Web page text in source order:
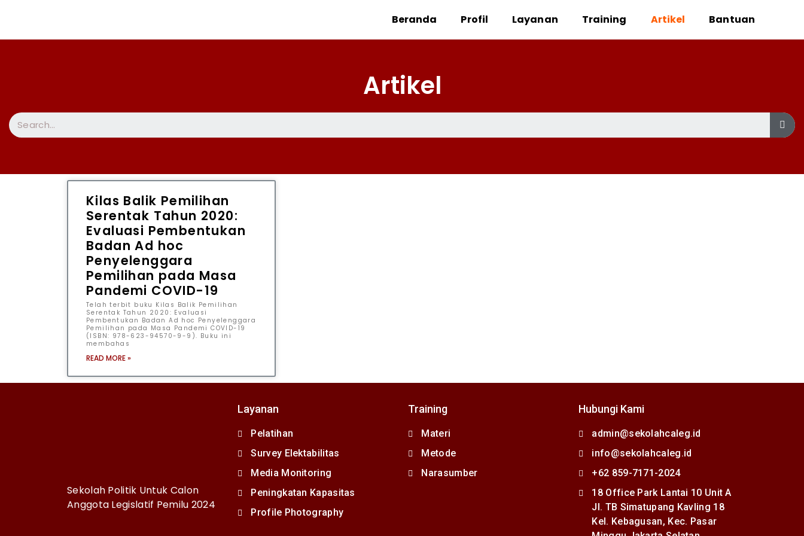
Beranda Profil Layanan Training Artikel Bantuan
Artikel
Kilas Balik Pemilihan
Serentak Tahun 2020:
Evaluasi Pembentukan
Badan Ad hoc
Penyelenggara
Pemilihan pada Masa
Pandemi COVID-19
Telah terbit buku Kilas Balik Pemilihan
Serentak Tahun 2020: Evaluasi
Pembentukan Badan Ad hoc Penyelenggara
Pemilihan pada Masa Pandemi COVID-19
(ISBN: 978-623-94570-9-9). Buku ini
membahas
READ MORE »
Sekolah Politik Untuk Calon
Anggota Legislatif Pemilu 2024
Layanan
Pelatihan
Survey Elektabilitas
Media Monitoring
Peningkatan Kapasitas
Profile Photography
Training
Materi
Metode
Narasumber
Hubungi Kami
admin@sekolahcaleg.id
info@sekolahcaleg.id
+62 859-7171-2024
18 Office Park Lantai 10 Unit A
Jl. TB Simatupang Kavling 18
Kel. Kebagusan, Kec. Pasar